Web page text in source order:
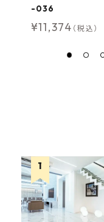
-036
¥11,374 （税込）